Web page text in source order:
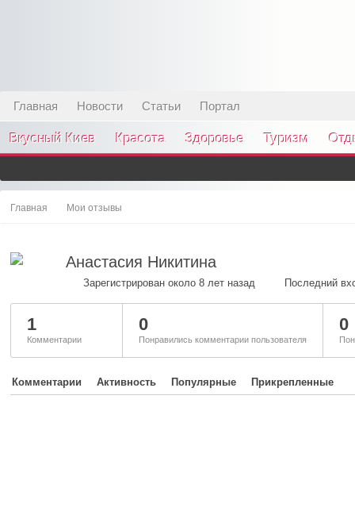
Главная Новости Статьи Портал
Вкусный Киев Красота Здоровье Туризм
Главная Мои отзывы
Анастасия Никитина
Зарегистрирован около 8 лет назад Последний
1
Комментарии
0
Понравились комментарии пользователя
0
Комментарии Активность Популярные Прикрепленные